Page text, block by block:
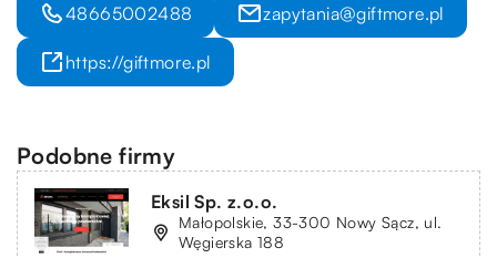
48665002488 zapytania@giftmore.pl
https://giftmore.pl
Podobne firmy
Eksil Sp. z.o.o.
Małopolskie, 33-300 Nowy Sącz, ul.
Węgierska 188